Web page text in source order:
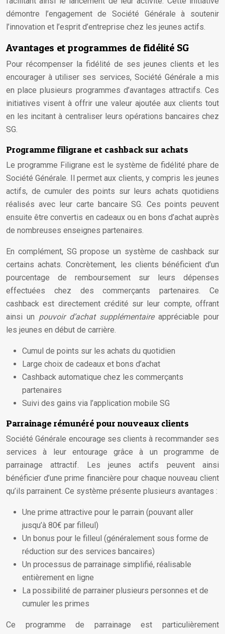
démontre l’engagement de Société Générale à soutenir
l’innovation et l’esprit d’entreprise chez les jeunes actifs.
Avantages et programmes de fidélité SG
Pour récompenser la fidélité de ses jeunes clients et les
encourager à utiliser ses services, Société Générale a mis
en place plusieurs programmes d’avantages attractifs. Ces
initiatives visent à offrir une valeur ajoutée aux clients tout
en les incitant à centraliser leurs opérations bancaires chez
SG.
Programme filigrane et cashback sur achats
Le programme Filigrane est le système de fidélité phare de
Société Générale. Il permet aux clients, y compris les jeunes
actifs, de cumuler des points sur leurs achats quotidiens
réalisés avec leur carte bancaire SG. Ces points peuvent
ensuite être convertis en cadeaux ou en bons d’achat auprès
de nombreuses enseignes partenaires.
En complément, SG propose un système de cashback sur
certains achats. Concrètement, les clients bénéficient d’un
pourcentage de remboursement sur leurs dépenses
effectuées chez des commerçants partenaires. Ce
cashback est directement crédité sur leur compte, offrant
ainsi un pouvoir d’achat supplémentaireappréciable pour
les jeunes en début de carrière.
Cumul de points sur les achats du quotidien
Large choix de cadeaux et bons d’achat
Cashback automatique chez les commerçants
partenaires
Suivi des gains via l’application mobile SG
Parrainage rémunéré pour nouveaux clients
Société Générale encourage ses clients à recommander ses
services à leur entourage grâce à un programme de
parrainage attractif. Les jeunes actifs peuvent ainsi
bénéficier d’une prime financière pour chaque nouveau client
qu’ils parrainent. Ce système présente plusieurs avantages :
Une prime attractive pour le parrain (pouvant aller
jusqu’à 80€ par filleul)
Un bonus pour le filleul (généralement sous forme de
réduction sur des services bancaires)
Un processus de parrainage simplifié, réalisable
entièrement en ligne
La possibilité de parrainer plusieurs personnes et de
cumuler les primes
Ce programme de parrainage est particulièrement